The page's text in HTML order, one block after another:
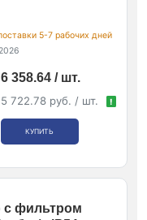
5-7 рабочих дней
6 358.64 / шт.
5 722.78 руб. / шт. !
КУПИТЬ
с фильтром